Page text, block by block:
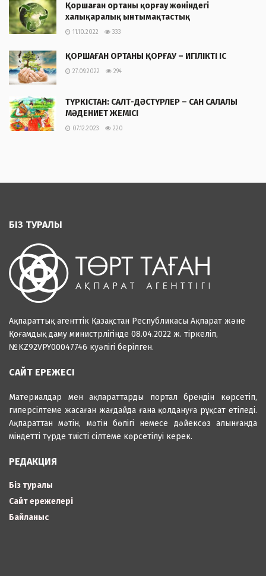
Қоршаған ортаны қорғау жөніндегі
халықаралық ынтымақтастық
11.10.2022 333
ҚОРШАҒАН ОРТАНЫ ҚОРҒАУ – ИГІЛІКТІ ІС
27.09.2022 294
ТҮРКІСТАН: САЛТ-ДӘСТҮРЛЕР – САН САЛАЛЫ
МӘДЕНИЕТ ЖЕМІСІ
07.12.2023 220
БІЗ ТУРАЛЫ
Ақпараттық агенттік Қазақстан Республикасы Ақпарат және
Қоғамдық даму министрлігінде 08.04.2022 ж. тіркеліп,
№KZ92VPY00047746 куәлігі берілген.
САЙТ ЕРЕЖЕСІ
Материалдар мен ақпараттарды портал брендін көрсетіп,
гиперсілтеме жасаған жағдайда ғана қолдануға рұқсат етіледі.
Ақпараттан мәтін, мәтін бөлігі немесе дәйексөз алынғанда
міндетті түрде тиісті сілтеме көрсетілуі керек.
РЕДАКЦИЯ
Біз туралы
Сайт ережелері
Байланыс